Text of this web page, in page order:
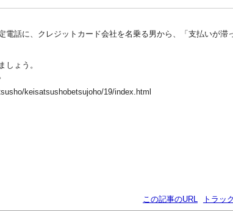
話に、クレジットカード会社を名乗る男から、「支払いが滞
ょう。
keisatsushobetsujoho/19/index.html
この記事のURL トラッ